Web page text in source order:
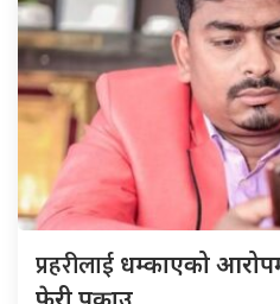
प्रहरीलाई धम्काएको